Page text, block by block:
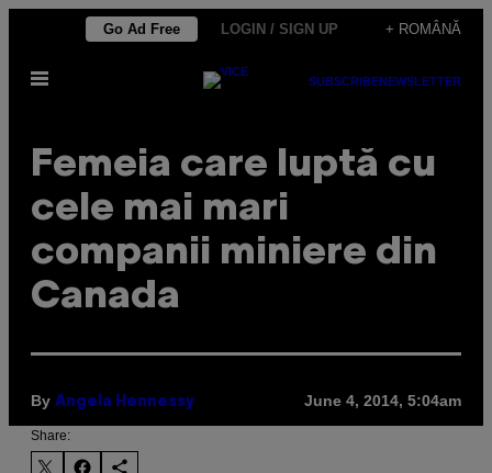
content
Go Ad Free LOGIN / SIGN UP + ROMÂNĂ
Open
SUBSCRIBENEWSLETTER
Femeia care luptă cu
cele mai mari
companii miniere din
Canada
By Angela Hennessy June 4, 2014, 5:04am
Share: